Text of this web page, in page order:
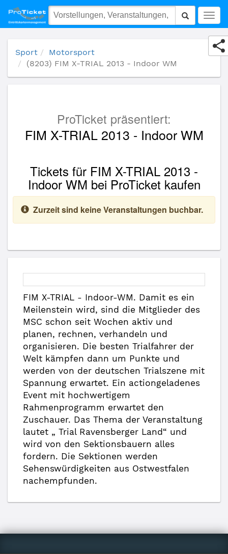
(8203) FIM X-TRIAL 2013 - Indoor WM
Sport
Motorsport
(8203) FIM X-TRIAL 2013 - Indoor WM
ProTicket präsentiert:
FIM X-TRIAL 2013 - Indoor WM
Tickets für FIM X-TRIAL 2013 -
Indoor WM bei ProTicket kaufen
Zurzeit sind keine Veranstaltungen buchbar.
FIM X-TRIAL - Indoor-WM. Damit es ein
Meilenstein wird, sind die Mitglieder des
MSC schon seit Wochen aktiv und
planen, rechnen, verhandeln und
organisieren. Die besten Trialfahrer der
Welt kämpfen dann um Punkte und
werden von der deutschen Trialszene mit
Spannung erwartet. Ein actiongeladenes
Event mit hochwertigem
Rahmenprogramm erwartet den
Zuschauer. Das Thema der Veranstaltung
lautet „ Trial Ravensberger Land“ und
wird von den Sektionsbauern alles
fordern. Die Sektionen werden
Sehenswürdigkeiten aus Ostwestfalen
nachempfunden.